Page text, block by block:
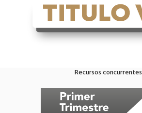
Recursos concurrentes